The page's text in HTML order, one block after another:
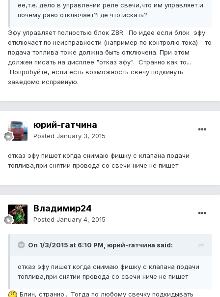
ее,т.е. дело в управлении реле свечи,что им управляет и
почему рано отключает?где что искать?
Эфу управляет полностью блок ZBR. По идее если блок эфу
отключает по неисправности (например по контролю тока) - то
подача топлива тоже должна быть отключена. При этом
должен писать на дисплее "отказ эфу". Странно как то...
Попробуйте, если есть возможность свечу подкинуть
заведомо исправную.
юрий-гатчина
Posted January 3, 2015
отказ эфу пишет когда снимаю фишку с клапана подачи
топлива,при снятии провода со свечи ниче не пишет
Владимир24
Posted January 4, 2015
On 1/3/2015 at 6:10 PM, юрий-гатчина said:
отказ эфу пишет когда снимаю фишку с клапана подачи
топлива,при снятии провода со свечи ниче не пишет
Блин, странно... Тогда по любому свечку подкидывать